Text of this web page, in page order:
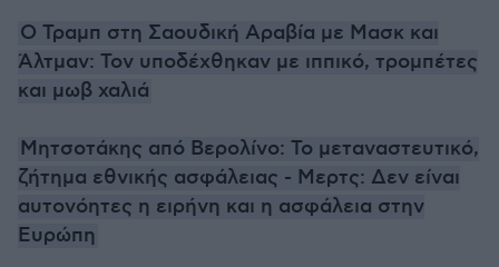
Ο Τραμπ στη Σαουδική Αραβία με Μασκ και
Άλτμαν: Τον υποδέχθηκαν με ιππικό, τρομπέτες
και μωβ χαλιά
Μητσοτάκης από Βερολίνο: Το μεταναστευτικό,
ζήτημα εθνικής ασφάλειας - Μερτς: Δεν είναι
αυτονόητες η ειρήνη και η ασφάλεια στην
Ευρώπη